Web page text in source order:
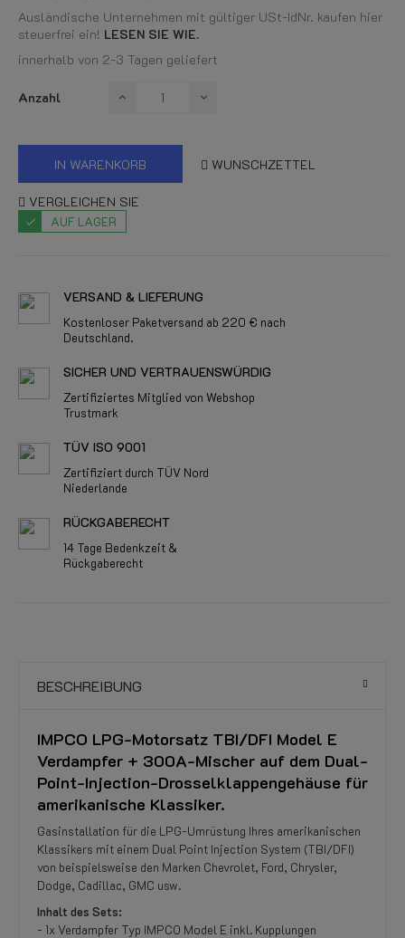
Ausländische Unternehmen mit gültiger USt-IdNr. kaufen hier
steuerfrei ein! LESEN SIE WIE.
innerhalb von 2-3 Tagen geliefert
Anzahl
IN WARENKORB WUNSCHZETTEL
VERGLEICHEN SIE
AUF LAGER
VERSAND & LIEFERUNG
Kostenloser Paketversand ab 220 € nach
Deutschland.
SICHER UND VERTRAUENSWÜRDIG
Zertifiziertes Mitglied von Webshop
Trustmark
TÜV ISO 9001
Zertifiziert durch TÜV Nord
Niederlande
RÜCKGABERECHT
14 Tage Bedenkzeit &
Rückgaberecht
BESCHREIBUNG
IMPCO LPG-Motorsatz TBI/DFI Model E
Verdampfer + 300A-Mischer auf dem Dual-
Point-Injection-Drosselklappengehäuse für
amerikanische Klassiker.
Gasinstallation für die LPG-Umrüstung Ihres amerikanischen
Klassikers mit einem Dual Point Injection System (TBI/DFI)
von beispielsweise den Marken Chevrolet, Ford, Chrysler,
Dodge, Cadillac, GMC usw.
Inhalt des Sets:
- 1x Verdampfer Typ IMPCO Model E inkl. Kupplungen